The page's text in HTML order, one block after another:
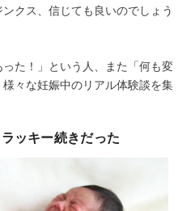
クス、信じても良いのでしょう
った！」という人、また「何も変
々な妊娠中のリアル体験談を集
ッキー続きだった